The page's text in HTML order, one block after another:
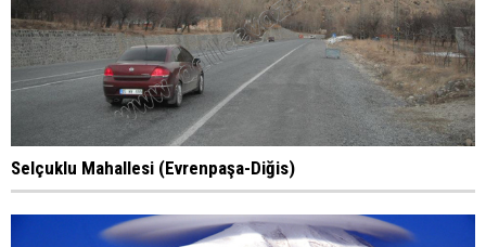
Selçuklu Mahallesi (Evrenpaşa-Diğis)